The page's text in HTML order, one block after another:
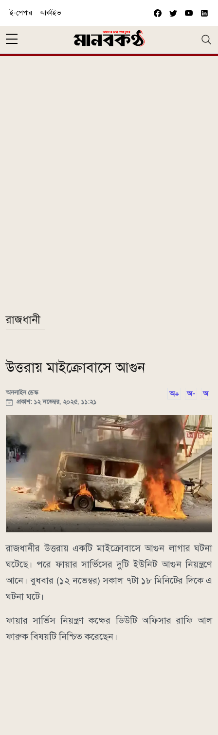
ই-পেপার আর্কাইভ
রাজধানী
উত্তরায় মাইক্রোবাসে আগুন
অনলাইন ডেস্ক
প্রকাশ: ১২ নভেম্বর, ২০২৫, ১১:২১
অ+ অ- অ
রাজধানীর উত্তরায় একটি মাইক্রোবাসে আগুন লাগার ঘটনা
ঘটেছে। পরে ফায়ার সার্ভিসের দুটি ইউনিট আগুন নিয়ন্ত্রণে
আনে। বুধবার (১২ নভেম্বর) সকাল ৭টা ১৮ মিনিটের দিকে এ
ঘটনা ঘটে।
ফায়ার সার্ভিস নিয়ন্ত্রণ কক্ষের ডিউটি অফিসার রাফি আল
ফারুক বিষয়টি নিশ্চিত করেছেন।